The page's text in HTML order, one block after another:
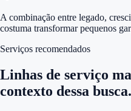
A combinação entre legado,
costuma transformar pequenos
Serviços recomendados
Linhas de serviço
contexto dessa busca.